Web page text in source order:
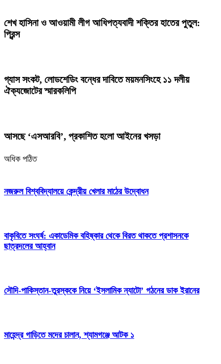
শেখ হাসিনা ও আওয়ামী লীগ আধিপত্যবাদী শক্তির হাতের পুতুল:
প্রিন্স
গ্যাস সংকট, লোডশেডিং বন্ধের দাবিতে ময়মনসিংহে ১১ দলীয়
ঐক্যজোটের স্মারকলিপি
আসছে ‘এসআরবি’, প্রকাশিত হলো আইনের খসড়া
অধিক পঠিত
নজরুল বিশ্ববিদ্যালয়ে কেন্দ্রীয় খেলার মাঠের উদ্বোধন
বাকৃবিতে সংঘর্ষ: একাডেমিক বহিষ্কার থেকে বিরত থাকতে প্রশাসনকে
ছাত্রদলের আহ্বান
সৌদি-পাকিস্তান-তুরস্ককে নিয়ে ‘ইসলামিক ন্যাটো’ গঠনের ডাক ইরানের
মাহেন্দ্র গাড়িতে মদের চালান, শ্যামগঞ্জে আটক ১